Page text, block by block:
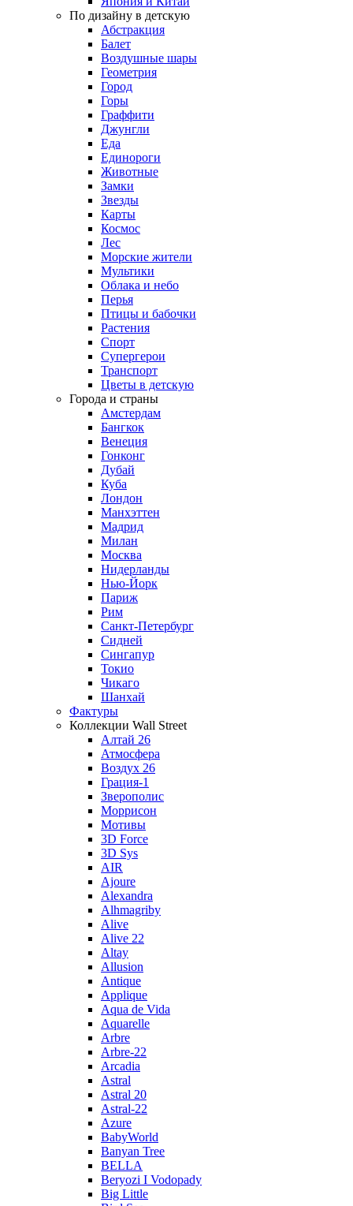
По дизайну в детскую
Абстракция
Балет
Воздушные шары
Геометрия
Город
Горы
Граффити
Джунгли
Еда
Единороги
Животные
Замки
Звезды
Карты
Космос
Лес
Морские жители
Мультики
Облака и небо
Перья
Птицы и бабочки
Растения
Спорт
Супергерои
Транспорт
Цветы в детскую
Города и страны
Амстердам
Бангкок
Венеция
Гонконг
Дубай
Куба
Лондон
Манхэттен
Мадрид
Милан
Москва
Нидерланды
Нью-Йорк
Париж
Рим
Санкт-Петербург
Сидней
Сингапур
Токио
Чикаго
Шанхай
Фактуры
Коллекции Wall Street
Алтай 26
Атмосфера
Воздух 26
Грация-1
Зверополис
Моррисон
Мотивы
3D Force
3D Sys
AIR
Ajoure
Alexandra
Alhmagriby
Alive
Alive 22
Altay
Allusion
Antique
Applique
Aqua de Vida
Aquarelle
Arbre
Arbre-22
Arcadia
Astral
Astral 20
Astral-22
Azure
BabyWorld
Banyan Tree
BELLA
Beryozi I Vodopady
Big Little